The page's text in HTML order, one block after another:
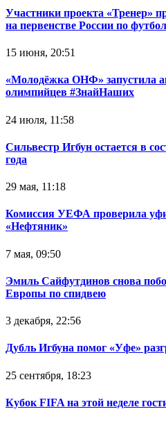
Участники проекта «Тренер»
на первенстве России по
15 июня, 20:51
«Молодёжка ОНФ» запустила
олимпийцев #ЗнайНаших
24 июля, 11:58
Сильвестр Игбун остается в
года
29 мая, 11:18
Комиссия УЕФА проверила
«Нефтяник»
7 мая, 09:50
Эмиль Сайфутдинов снова
Европы по спидвею
3 декабря, 22:56
Дубль Игбуна помог «Уфе»
25 сентября, 18:23
Кубок FIFA на этой неделе